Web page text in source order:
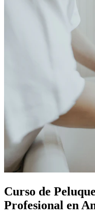
Curso de
Profesional en